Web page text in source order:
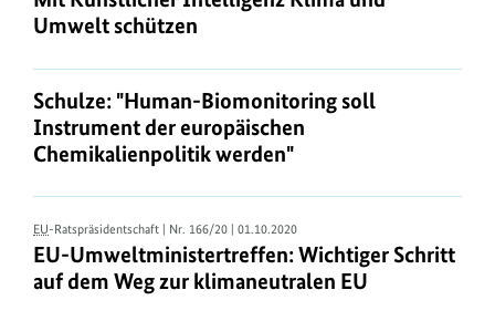
Umwelt schützen
Schulze: "Human-Biomonitoring soll
Instrument der europäischen
Chemikalienpolitik werden"
EU-Ratspräsidentschaft | Nr. 166/20 | 01.10.2020
EU-Umweltministertreffen: Wichtiger Schritt
auf dem Weg zur klimaneutralen EU